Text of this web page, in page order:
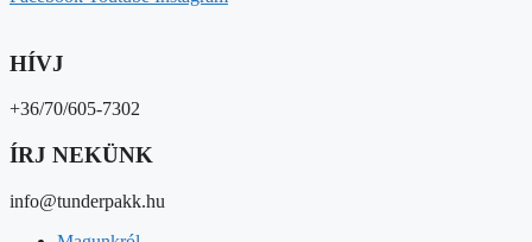
HÍVJ
+36/70/605-7302
ÍRJ NEKÜNK
info@tunderpakk.hu